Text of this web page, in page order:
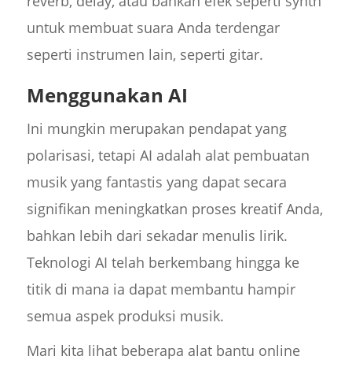
untuk membuat suara Anda terdengar
seperti instrumen lain, seperti gitar.
Menggunakan AI
Ini mungkin merupakan pendapat yang
polarisasi, tetapi AI adalah alat pembuatan
musik yang fantastis yang dapat secara
signifikan meningkatkan proses kreatif Anda,
bahkan lebih dari sekadar menulis lirik.
Teknologi AI telah berkembang hingga ke
titik di mana ia dapat membantu hampir
semua aspek produksi musik.
Mari kita lihat beberapa alat bantu online